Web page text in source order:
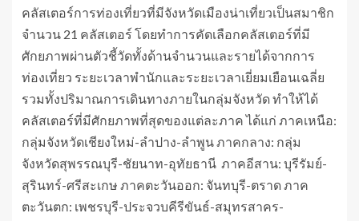
คลัสเตอร์การท่องเที่ยวที่มีจังหวัดเมืองน่าเที่ยวเป็นสมาชิก
จำนวน 21 คลัสเตอร์ โดยทำการคัดเลือกคลัสเตอร์ที่มี
ศักยภาพผ่านตัวชี้วัดทั้งด้านจำนวนและรายได้จากการ
ท่องเที่ยว ระยะเวลาพำนักและระยะเวลาเยี่ยมเยือนเฉลี่ย
รวมทั้งปริมาณการเดินทางภายในกลุ่มจังหวัด ทำให้ได้
คลัสเตอร์ที่มีศักยภาพที่สุดของแต่ละภาค ได้แก่ ภาคเหนือ:
กลุ่มจังหวัดเชียงใหม่-ลำปาง-ลำพูน ภาคกลาง: กลุ่ม
จังหวัดสุพรรณบุรี-ชัยนาท-อุทัยธานี ภาคอีสาน: บุรีรัมย์-
สุรินทร์-ศรีสะเกษ ภาคตะวันออก: จันทบุรี-ตราด ภาค
ตะวันตก: เพชรบุรี-ประจวบคีรีขันธ์-สมุทรสาคร-